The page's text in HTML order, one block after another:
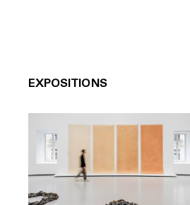
EXPOSITIONS